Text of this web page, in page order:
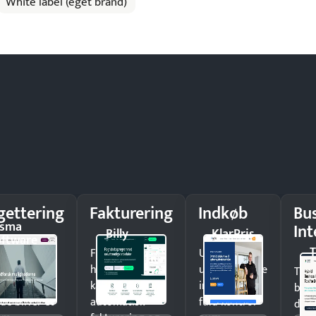
i
grib ind,
bliver et
Fakturering
Billy
Få penge
hurtigere i
kassen med
automatisk
Indkøb
KlarPris
Undgå
uautoriserede
indkøb og få
fuld kontrol
Træf